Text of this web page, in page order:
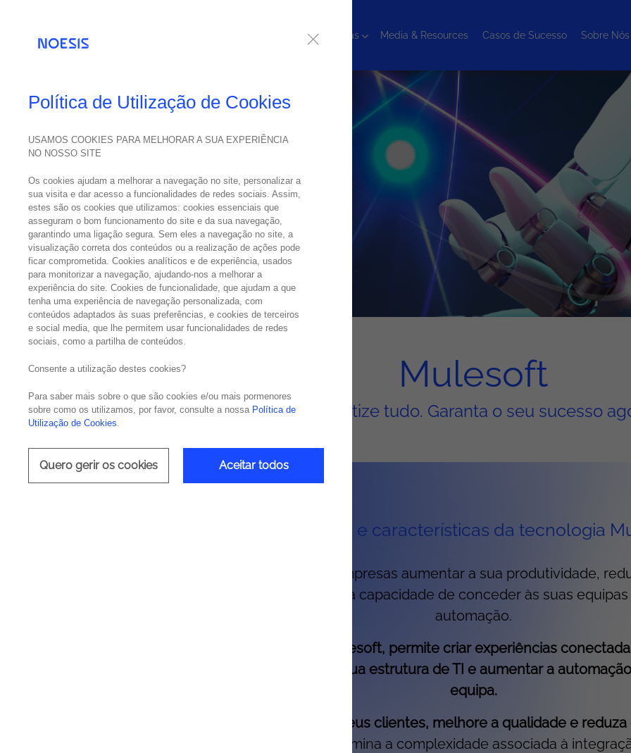
Tecnologias Media & Resources Casos de Sucesso Sobre Nós
Mulesoft
Automatize tudo. Garanta o seu sucesso
Vantagens e características da tecnologia
As tecnologias Mulesoft permitem às empresas aumentar a sua produtividade,
comercialização! Esta tecnologia tem a capacidade de conceder às suas
automação.
O portfólio completo das soluções Mulesoft, permite criar experiências
desbloquear o SAP e conectar com a sua estrutura de TI e aumentar a
equipa.
Garanta experiências dinâmicas aos seus clientes, melhore a qualidade e
, enquanto elimina a complexidade associada à
Política de Utilização de Cookies
USAMOS COOKIES PARA MELHORAR A SUA EXPERIÊNCIA
NO NOSSO SITE
Os cookies ajudam a melhorar a navegação no site, personalizar a
sua visita e dar acesso a funcionalidades de redes sociais. Assim,
estes são os cookies que utilizamos: cookies essenciais que
asseguram o bom funcionamento do site e da sua navegação,
garantindo uma ligação segura. Sem eles a navegação no site, a
visualização correta dos conteúdos ou a realização de ações pode
ficar comprometida. Cookies analíticos e de experiência, usados
para monitorizar a navegação, ajudando-nos a melhorar a
experiência do site. Cookies de funcionalidade, que ajudam a que
tenha uma experiência de navegação personalizada, com
conteúdos adaptados às suas preferências, e cookies de terceiros
e social media, que lhe permitem usar funcionalidades de redes
sociais, como a partilha de conteúdos.
Consente a utilização destes cookies?
Para saber mais sobre o que são cookies e/ou mais pormenores
sobre como os utilizamos, por favor, consulte a nossa Política de
Utilização de Cookies.
Quero gerir os cookies Aceitar todos